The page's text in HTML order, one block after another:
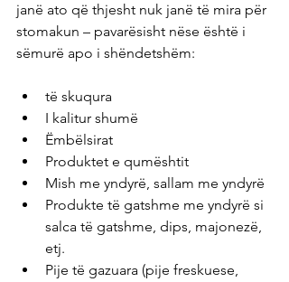
janë ato që thjesht nuk janë të mira për
stomakun – pavarësisht nëse është i
sëmurë apo i shëndetshëm:
të skuqura
I kalitur shumë
Ëmbëlsirat
Produktet e qumështit
Mish me yndyrë, sallam me yndyrë
Produkte të gatshme me yndyrë si
salca të gatshme, dips, majonezë,
etj.
Pije të gazuara (pije freskuese,